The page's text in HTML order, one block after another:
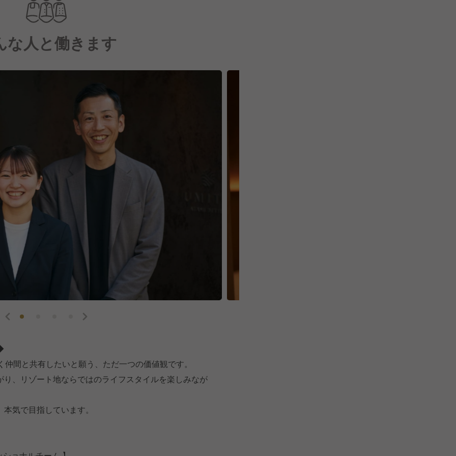
な人と働きます
間と共有したいと願う、ただ一つの価値観です。
、リゾート地ならではのライフスタイルを楽しみなが
気で目指しています。